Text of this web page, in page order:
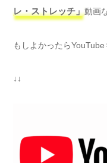
レ・ストレッチ」動画
もしよかったらYouTube
↓↓